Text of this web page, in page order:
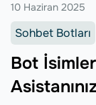
Bot
10 Haziran 2025
Sohbet Botları